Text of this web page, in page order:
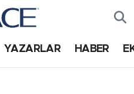
YAZARLAR HABER